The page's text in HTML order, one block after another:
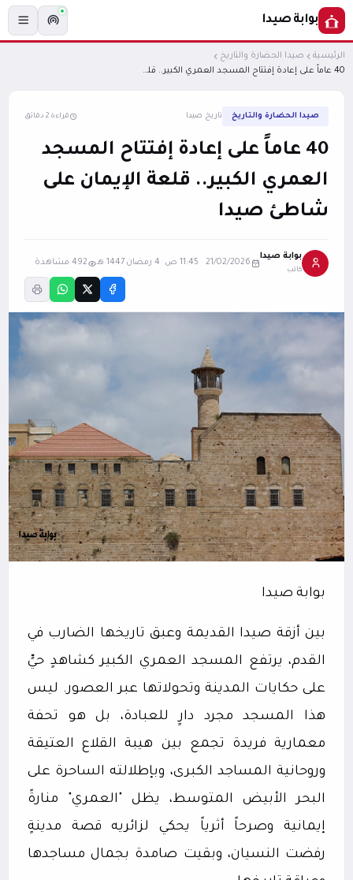
بوابة صيدا
الرئيسية
صيدا الحضارة والتاريخ
40 عاماً على إعادة إفتتاح المسجد العمري الكبير.. قلعة الإيمان على شاطئ صيدا
صيدا الحضارة والتاريخ تاريخ صيدا قراءة 2 دقائق
40 عاماً على إعادة إفتتاح المسجد
العمري الكبير.. قلعة الإيمان على
شاطئ صيدا
بوابة صيدا
كاتب
21/02/2026 11:45 ص 4 رمضان 1447 هـ 492 مشاهدة
بوابة صيدا
بين أزقة صيدا القديمة وعبق تاريخها الضارب في
القدم، يرتفع المسجد العمري الكبير كشاهدٍ حيٍّ
على حكايات المدينة وتحولاتها عبر العصور. ليس
هذا المسجد مجرد دارٍ للعبادة، بل هو تحفة
معمارية فريدة تجمع بين هيبة القلاع العتيقة
وروحانية المساجد الكبرى، وبإطلالته الساحرة على
البحر الأبيض المتوسط، يظل "العمري" منارةً
إيمانية وصرحاً أثرياً يحكي لزائريه قصة مدينةٍ
رفضت النسيان، وبقيت صامدة بجمال مساجدها